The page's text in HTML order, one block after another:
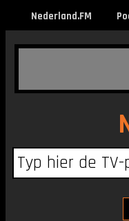
Nederland.FM